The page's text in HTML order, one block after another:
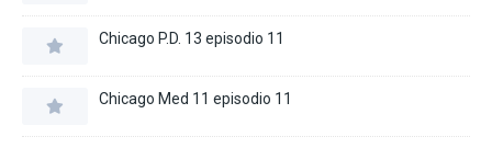
Chicago P.D. 13 episodio 11
Chicago Med 11 episodio 11